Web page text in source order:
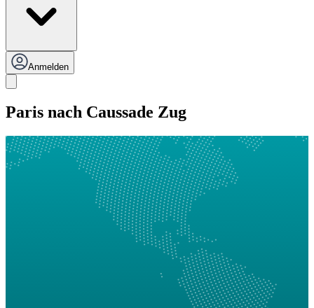
Anmelden
Paris nach Caussade Zug